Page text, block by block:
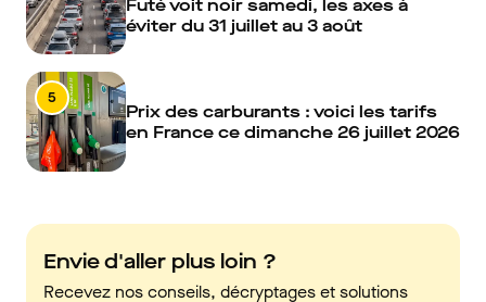
éviter du 31 juillet au 3 août
5
Prix des carburants : voici les tarifs
en France ce dimanche 26 juillet 2026
Envie d'aller plus loin ?
Recevez nos conseils, décryptages et solutions